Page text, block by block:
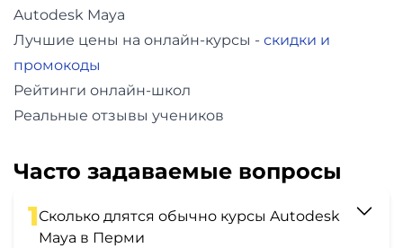
Autodesk Maya
Лучшие цены на онлайн-курсы - скидки и
промокоды
Рейтинги онлайн-школ
Реальные отзывы учеников
Часто задаваемые вопросы
1Сколько длятся обычно курсы Autodesk
Maya в Перми